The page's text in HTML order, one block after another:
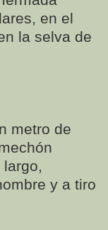
en el
la selva de
metro de
y a tiro